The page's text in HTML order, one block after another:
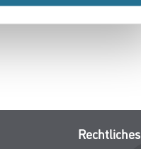
Rechtliches